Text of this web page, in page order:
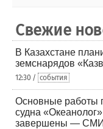
Свежие
В Казахстане
земснарядов
12:30 / события
Основные работы
судна
завершены — СМИ